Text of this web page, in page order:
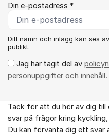
Din e-postadress *
Ditt namn och inlägg kan ses
publikt.
Jag har tagit del av
personuppgifter och innehåll.
Om forumet
Tack för att du hör av dig till
svar på frågor kring
Du kan förvänta dig ett svar